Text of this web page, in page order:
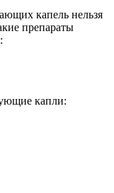
капель нельзя
препараты
капли: